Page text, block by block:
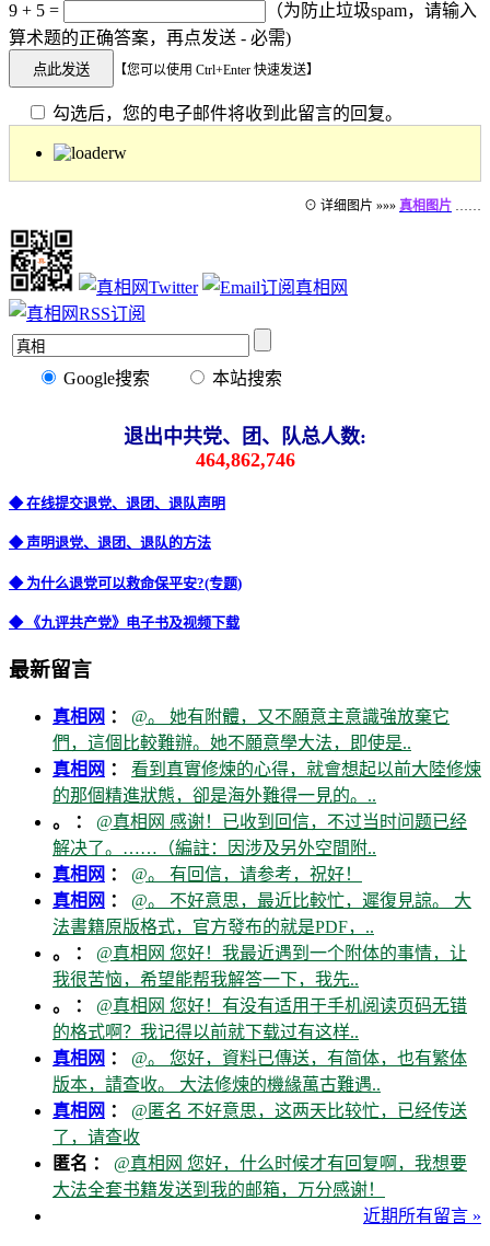
9 + 5 =
（为防止垃圾spam，请输入
算术题的正确答案，再点发送 - 必需)
【您可以使用 Ctrl+Enter 快速发送】
勾选后，您的电子邮件将收到此留言的回复。
⊙ 详细图片 »»» 真相图片 ……
Google搜索 本站搜索
退出中共党、团、队总人数:
464,862,746
◆ 在线提交退党、退团、退队声明
◆ 声明退党、退团、退队的方法
◆ 为什么退党可以救命保平安?(专题)
◆ 《九评共产党》电子书及视频下载
最新留言
真相网 ： @。 她有附體，又不願意主意識強放棄它
們，這個比較難辦。她不願意學大法，即使是..
真相网 ： 看到真實修煉的心得，就會想起以前大陸修煉
的那個精進狀態，卻是海外難得一見的。..
。 ： @真相网 感谢！已收到回信，不过当时问题已经
解决了。……（編註：因涉及另外空間附..
真相网 ： @。 有回信，请参考，祝好！
真相网 ： @。 不好意思，最近比較忙，遲復見諒。 大
法書籍原版格式，官方發布的就是PDF，..
。 ： @真相网 您好！我最近遇到一个附体的事情，让
我很苦恼，希望能帮我解答一下，我先..
。 ： @真相网 您好！有没有适用于手机阅读页码无错
的格式啊？我记得以前就下载过有这样..
真相网 ： @。 您好，資料已傳送，有简体，也有繁体
版本，請查收。 大法修煉的機緣萬古難遇..
真相网 ： @匿名 不好意思，这两天比较忙，已经传送
了，请查收
匿名 ： @真相网 您好，什么时候才有回复啊，我想要
大法全套书籍发送到我的邮箱，万分感谢！
近期所有留言 »